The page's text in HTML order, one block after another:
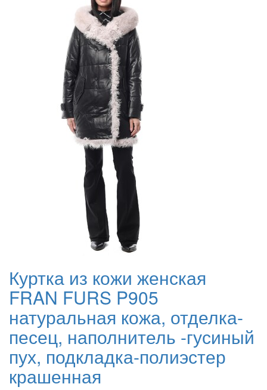
Куртка из кожи женская
FRAN FURS P905
натуральная кожа, отделка-
песец, наполнитель -гусиный
пух, подкладка-полиэстер
крашенная